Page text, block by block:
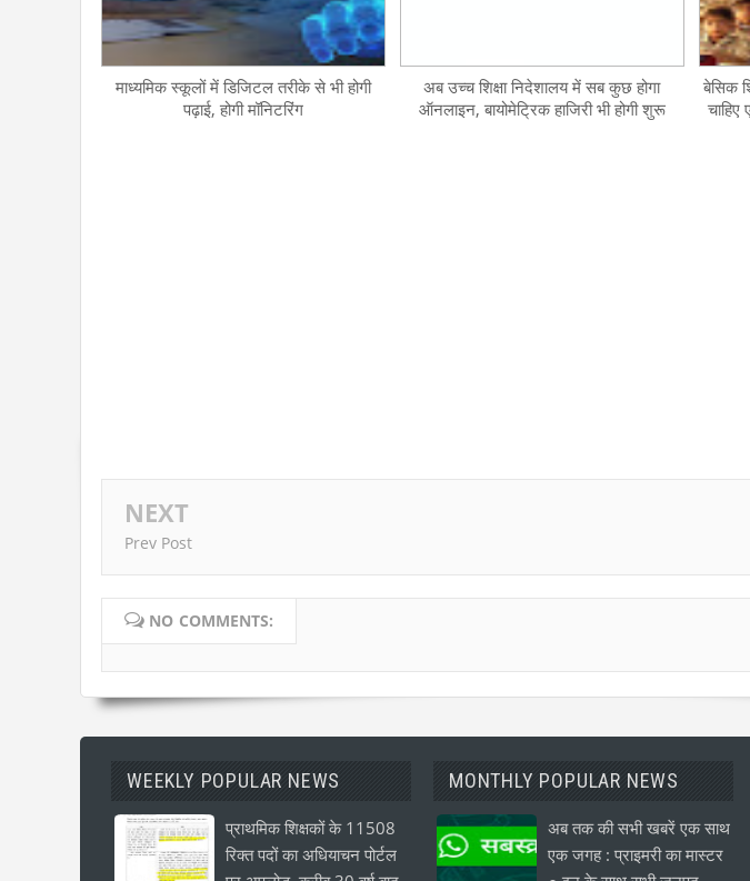
माध्यमिक स्कूलों में डिजिटल तरीके से भी होगी
पढ़ाई, होगी मॉनिटरिंग
अब उच्च शिक्षा निदेशालय में सब कुछ होगा
ऑनलाइन, बायोमेट्रिक हाजिरी भी होगी शुरू
बेसिक
चाहिए
NEXT
Prev Post
NO COMMENTS:
WEEKLY POPULAR NEWS
प्राथमिक शिक्षकों के 11508
रिक्त पदों का अधियाचन पोर्टल
MONTHLY POPULAR NEWS
अब तक की सभी खबरें एक साथ
एक जगह : प्राइमरी का मास्टर